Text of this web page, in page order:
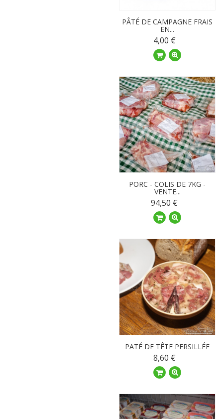
PÂTÉ DE CAMPAGNE FRAIS
EN...
4,00 €
PORC - COLIS DE 7KG -
VENTE...
94,50 €
PATÉ DE TÊTE PERSILLÉE
8,60 €